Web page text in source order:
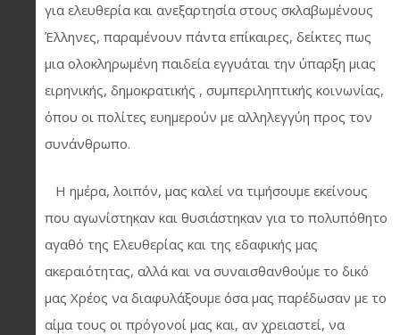
για ελευθερία και ανεξαρτησία στους σκλαβωμένους
Έλληνες, παραμένουν πάντα επίκαιρες, δείκτες πως
μια ολοκληρωμένη παιδεία εγγυάται την ύπαρξη μιας
ειρηνικής, δημοκρατικής , συμπεριληπτικής κοινωνίας,
όπου οι πολίτες ευημερούν με αλληλεγγύη προς τον
συνάνθρωπο.
Η ημέρα, λοιπόν, μας καλεί να τιμήσουμε εκείνους
που αγωνίστηκαν και θυσιάστηκαν για το πολυπόθητο
αγαθό της Ελευθερίας και της εδαφικής μας
ακεραιότητας, αλλά και να συναισθανθούμε το δικό
μας Χρέος να διαφυλάξουμε όσα μας παρέδωσαν με το
αίμα τους οι πρόγονοί μας και, αν χρειαστεί, να